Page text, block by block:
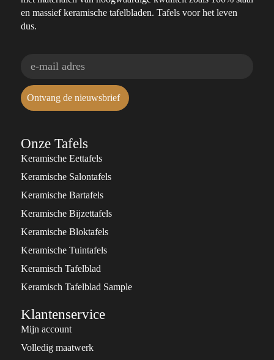
Ontvang de nieuwsbrief
en massief keramische tafelbladen. Tafels voor het leven
dus.
Onze Tafels
Keramische Eettafels
Keramische Salontafels
Keramische Bartafels
Keramische Bijzettafels
Keramische Bloktafels
Keramische Tuintafels
Keramisch Tafelblad
Keramisch Tafelblad Sample
Klantenservice
Mijn account
Volledig maatwerk